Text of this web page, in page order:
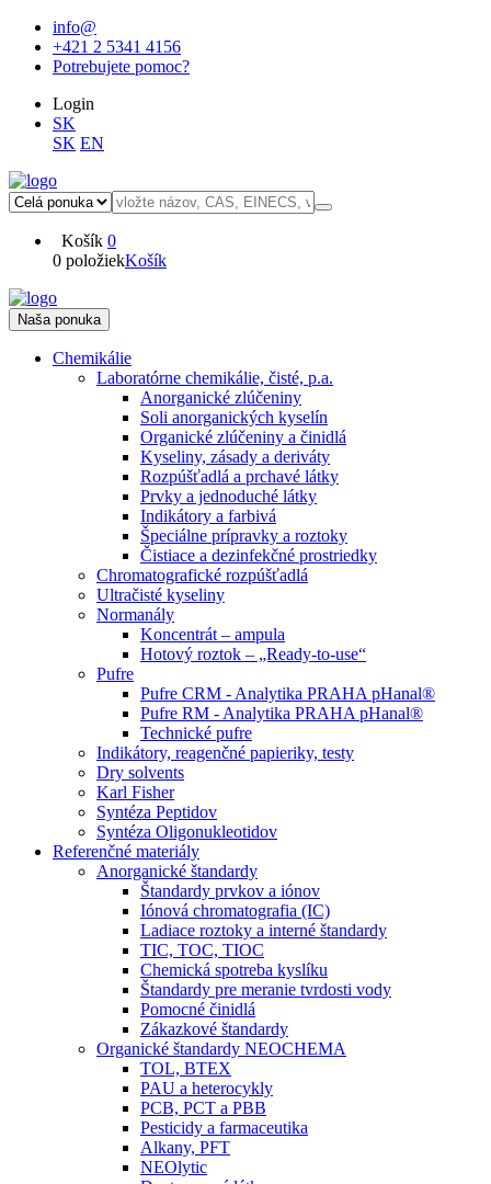
info@
+421 2 5341 4156
Potrebujete pomoc?
Login
SK
SK EN
Košík 0
0 položiekKošík
Naša ponuka
Chemikálie
Laboratórne chemikálie, čisté, p.a.
Anorganické zlúčeniny
Soli anorganických kyselín
Organické zlúčeniny a činidlá
Kyseliny, zásady a deriváty
Rozpúšťadlá a prchavé látky
Prvky a jednoduché látky
Indikátory a farbivá
Špeciálne prípravky a roztoky
Čistiace a dezinfekčné prostriedky
Chromatografické rozpúšťadlá
Ultračisté kyseliny
Normanály
Koncentrát – ampula
Hotový roztok – „Ready-to-use“
Pufre
Pufre CRM - Analytika PRAHA pHanal®
Pufre RM - Analytika PRAHA pHanal®
Technické pufre
Indikátory, reagenčné papieriky, testy
Dry solvents
Karl Fisher
Syntéza Peptidov
Syntéza Oligonukleotidov
Referenčné materiály
Anorganické štandardy
Štandardy prvkov a iónov
Iónová chromatografia (IC)
Ladiace roztoky a interné štandardy
TIC, TOC, TIOC
Chemická spotreba kyslíku
Štandardy pre meranie tvrdosti vody
Pomocné činidlá
Zákazkové štandardy
Organické štandardy NEOCHEMA
TOL, BTEX
PAU a heterocykly
PCB, PCT a PBB
Pesticidy a farmaceutika
Alkany, PFT
NEOlytic